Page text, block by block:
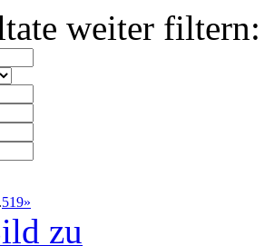
weiter filtern:
519»